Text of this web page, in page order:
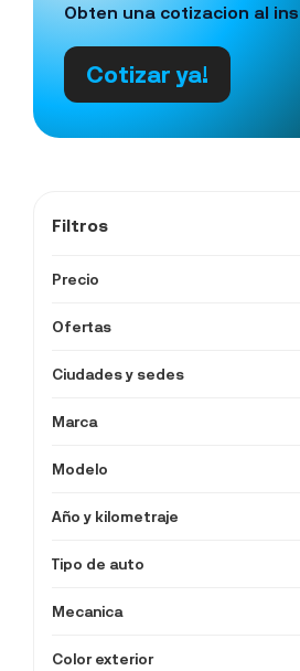
Filtros
Precio
Ofertas
Ciudades y sedes
Marca
Modelo
Año y kilometraje
Tipo de auto
Mecanica
Color exterior
Obten una cotizacion al
Cotizar ya!